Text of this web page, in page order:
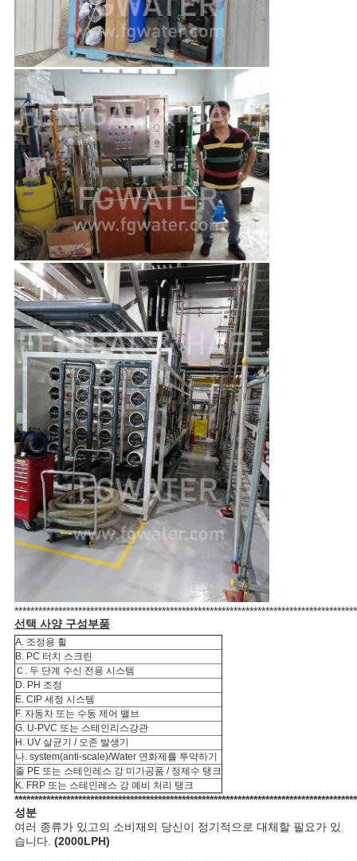
선택 사양 구성부품
A. 조정용 휠
B. PC 터치 스크린
Ｃ. 두 단계 수신 전용 시스템
D. PH 조정
E. CIP 세정 시스템
F. 자동차 또는 수동 제어 밸브
G. U-PVC 또는 스테인리스강관
H. UV 살균기 / 오존 발생기
나. system(anti-scale)/Water 연화제를 투약하기
줄 PE 또는 스테인레스 강 미가공품 / 정제수 탱크
K. FRP 또는 스테인레스 강 예비 처리 탱크
성분
여러 종류가 있고의 소비재의 당신이 정기적으로 대체할 필요가 있
습니다. (2000LPH)